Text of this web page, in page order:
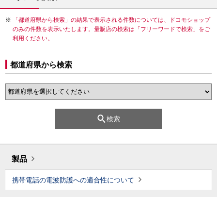
「都道府県から検索」の結果で表示される件数については、ドコモショップ
のみの件数を表示いたします。量販店の検索は「フリーワードで検索」をご
利用ください。
都道府県から検索
検索
製品
携帯電話の電波防護への適合性について